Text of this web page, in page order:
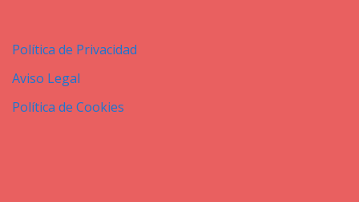
Política de Privacidad
Aviso Legal
Política de Cookies